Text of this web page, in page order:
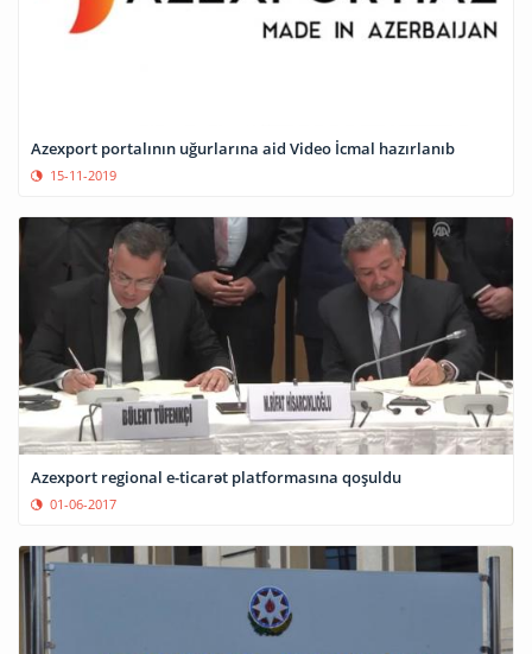
Azexport portalının uğurlarına aid Video İcmal hazırlanıb
15-11-2019
Azexport regional e-ticarət platformasına qoşuldu
01-06-2017